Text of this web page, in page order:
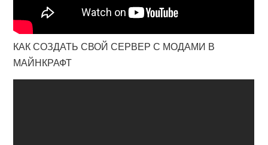
КАК СОЗДАТЬ СВОЙ СЕРВЕР С МОДАМИ В
МАЙНКРАФТ